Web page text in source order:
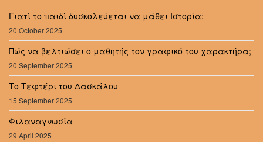
Γιατί το παιδί δυσκολεύεται να μάθει Ιστορία;
20 October 2025
Πώς να βελτιώσει ο μαθητής τον γραφικό του χαρακτήρα;
20 September 2025
Το Τεφτέρι του Δασκάλου
15 September 2025
Φιλαναγνωσία
29 April 2025